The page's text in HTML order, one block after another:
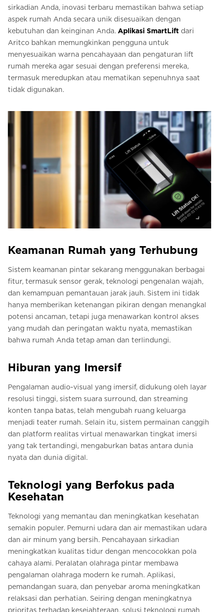
sirkadian Anda, inovasi terbaru memastikan bahwa setiap
aspek rumah Anda secara unik disesuaikan dengan
kebutuhan dan keinginan Anda. Aplikasi SmartLift dari
Aritco bahkan memungkinkan pengguna untuk
menyesuaikan warna pencahayaan dan pengaturan lift
rumah mereka agar sesuai dengan preferensi mereka,
termasuk meredupkan atau mematikan sepenuhnya saat
tidak digunakan.
Keamanan Rumah yang Terhubung
Sistem keamanan pintar sekarang menggunakan berbagai
fitur, termasuk sensor gerak, teknologi pengenalan wajah,
dan kemampuan pemantauan jarak jauh. Sistem ini tidak
hanya memberikan ketenangan pikiran dengan menangkal
potensi ancaman, tetapi juga menawarkan kontrol akses
yang mudah dan peringatan waktu nyata, memastikan
bahwa rumah Anda tetap aman dan terlindungi.
Hiburan yang Imersif
Pengalaman audio-visual yang imersif, didukung oleh layar
resolusi tinggi, sistem suara surround, dan streaming
konten tanpa batas, telah mengubah ruang keluarga
menjadi teater rumah. Selain itu, sistem permainan canggih
dan platform realitas virtual menawarkan tingkat imersi
yang tak tertandingi, mengaburkan batas antara dunia
nyata dan dunia digital.
Teknologi yang Berfokus pada
Kesehatan
Teknologi yang memantau dan meningkatkan kesehatan
semakin populer. Pemurni udara dan air memastikan udara
dan air minum yang bersih. Pencahayaan sirkadian
meningkatkan kualitas tidur dengan mencocokkan pola
cahaya alami. Peralatan olahraga pintar membawa
pengalaman olahraga modern ke rumah. Aplikasi,
pemandangan suara, dan penyebar aroma meningkatkan
relaksasi dan perhatian. Seiring dengan meningkatnya
prioritas terhadap kesejahteraan, solusi teknologi rumah